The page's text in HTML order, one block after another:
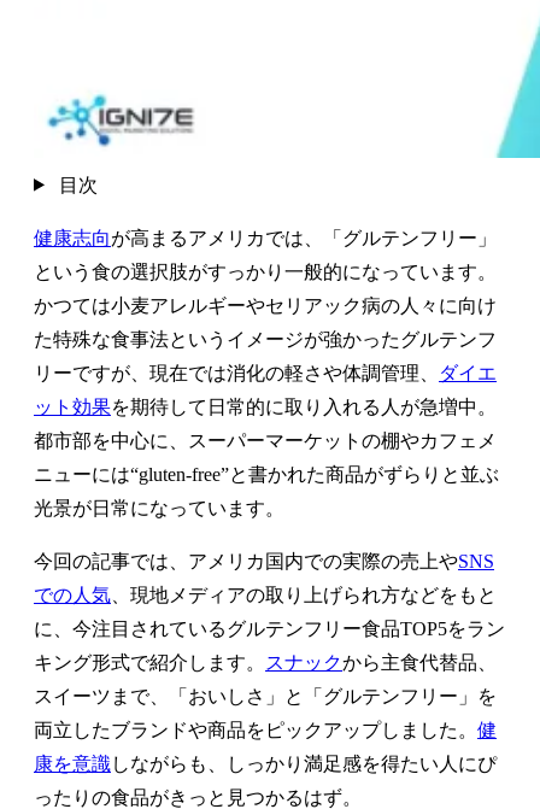
目次
健康志向が高まるアメリカでは、「グルテンフリー」
という食の選択肢がすっかり一般的になっています。
かつては小麦アレルギーやセリアック病の人々に向け
た特殊な食事法というイメージが強かったグルテンフ
リーですが、現在では消化の軽さや体調管理、
ダイエ
ット効果を期待して日常的に取り入れる人が急増中。
都市部を中心に、スーパーマーケットの棚やカフェメ
ニューには“gluten-free”と書かれた商品がずらりと並ぶ
光景が日常になっています。
今回の記事では、アメリカ国内での実際の売上やSNS
での人気 、現地メディアの取り上げられ方などをもと
に、今注目されているグルテンフリー食品TOP5をラン
キング形式で紹介します。
スナックから主食代替品、
スイーツまで、「おいしさ」と「グルテンフリー」を
両立したブランドや商品をピックアップしました。 健
康を意識しながらも、しっかり満足感を得たい人にぴ
ったりの食品がきっと見つかるはず。